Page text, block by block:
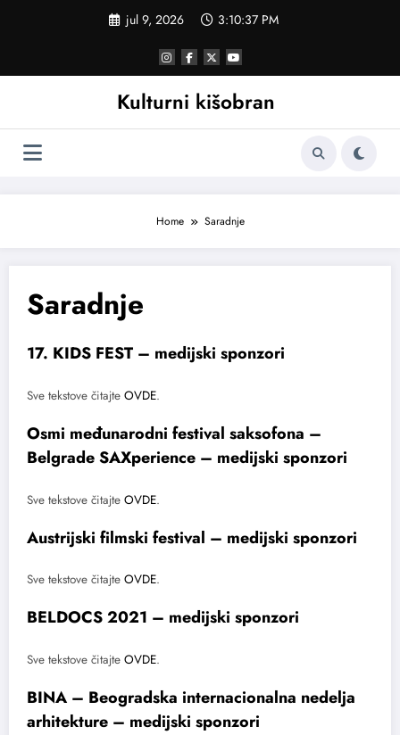
jul 9, 2026 3:10:38 PM
Kulturni kišobran
Home Saradnje
Saradnje
17. KIDS FEST – medijski sponzori
Sve tekstove čitajte OVDE.
Osmi međunarodni festival saksofona –
Belgrade SAXperience – medijski sponzori
Sve tekstove čitajte OVDE.
Austrijski filmski festival – medijski sponzori
Sve tekstove čitajte OVDE.
BELDOCS 2021 – medijski sponzori
Sve tekstove čitajte OVDE.
BINA – Beogradska internacionalna nedelja
arhitekture – medijski sponzori